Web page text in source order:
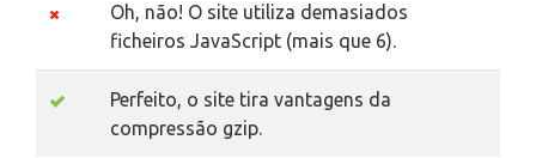
Oh, não! O site utiliza demasiados
ficheiros JavaScript (mais que 6).
Perfeito, o site tira vantagens da
compressão gzip.